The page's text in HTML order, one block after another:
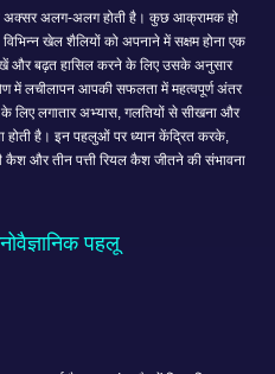
अलग-अलग होती है। कुछ आक्रामक हो
खेल शैलियों को अपनाने में सक्षम होना एक
और बढ़त हासिल करने के लिए उसके अनुसार
जीतने की संभावना
पहलू